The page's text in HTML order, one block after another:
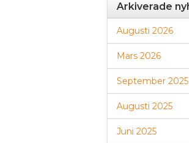
Arkiverade
Augusti 2026
Mars 2026
September 2025
Augusti 2025
Juni 2025